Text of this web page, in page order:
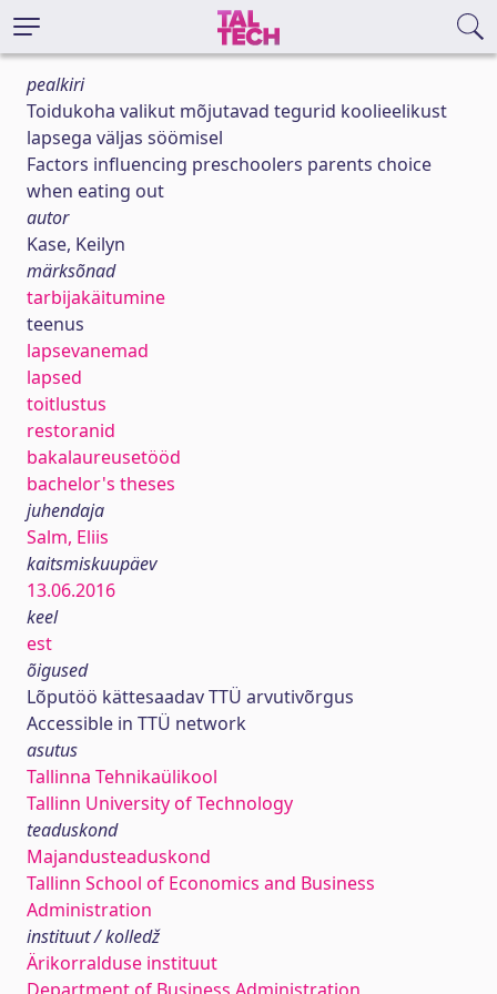
pealkiri
Toidukoha valikut mõjutavad tegurid koolieelikust
lapsega väljas söömisel
Factors influencing preschoolers parents choice
when eating out
autor
Kase, Keilyn
märksõnad
tarbijakäitumine
teenus
lapsevanemad
lapsed
toitlustus
restoranid
bakalaureusetööd
bachelor's theses
juhendaja
Salm, Eliis
kaitsmiskuupäev
13.06.2016
keel
est
õigused
Lõputöö kättesaadav TTÜ arvutivõrgus
Accessible in TTÜ network
asutus
Tallinna Tehnikaülikool
Tallinn University of Technology
teaduskond
Majandusteaduskond
Tallinn School of Economics and Business
Administration
instituut / kolledž
Ärikorralduse instituut